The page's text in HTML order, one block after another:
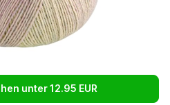
unter 12.95 EUR